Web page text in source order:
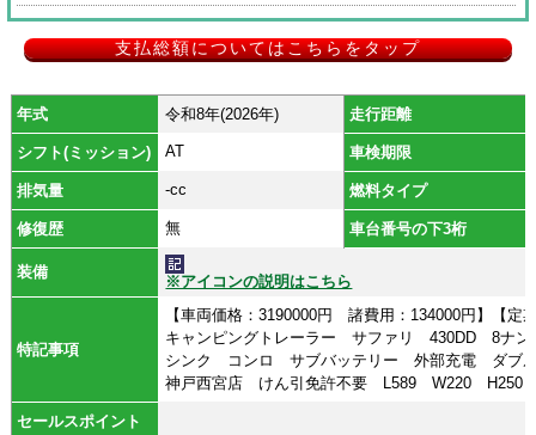
支払総額についてはこちらをタップ
年式 令和8年(2026年) 走行距離
シフト(ミッション) AT 車検期限
排気量 -cc 燃料タイプ
修復歴 無 車台番号の下3桁
装備
※アイコンの説明はこちら
特記事項
【車両価格：3190000円 諸費用：134000円】【定
キャンピングトレーラー サファリ 430DD 8ナ
シンク コンロ サブバッテリー 外部充電 ダブ
神戸西宮店 けん引免許不要 L589 W220 H250
セールスポイント